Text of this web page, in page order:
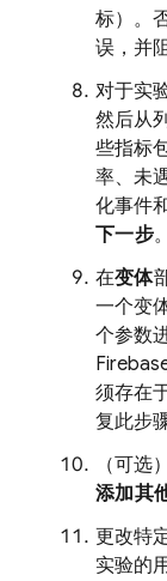
标）。
误，并
对于实
然后从
些指标
率、未
化事件
下一步。
在变体
一个变
个参数
须存在
复此步
（可
添加其
更改特
实验的